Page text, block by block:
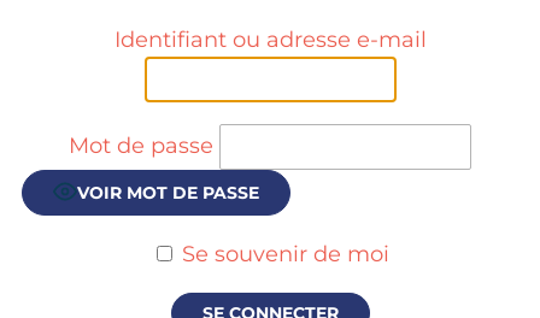
Identifiant ou adresse e-mail
Mot de passe
VOIR MOT DE PASSE
Se souvenir de moi